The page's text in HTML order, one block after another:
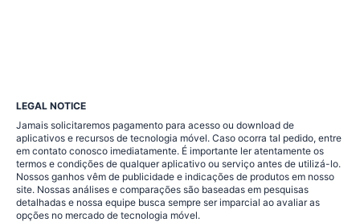
LEGAL NOTICE
Jamais solicitaremos pagamento para acesso ou download de
aplicativos e recursos de tecnologia móvel. Caso ocorra tal pedido, entre
em contato conosco imediatamente. É importante ler atentamente os
termos e condições de qualquer aplicativo ou serviço antes de utilizá-lo.
Nossos ganhos vêm de publicidade e indicações de produtos em nosso
site. Nossas análises e comparações são baseadas em pesquisas
detalhadas e nossa equipe busca sempre ser imparcial ao avaliar as
opções no mercado de tecnologia móvel.